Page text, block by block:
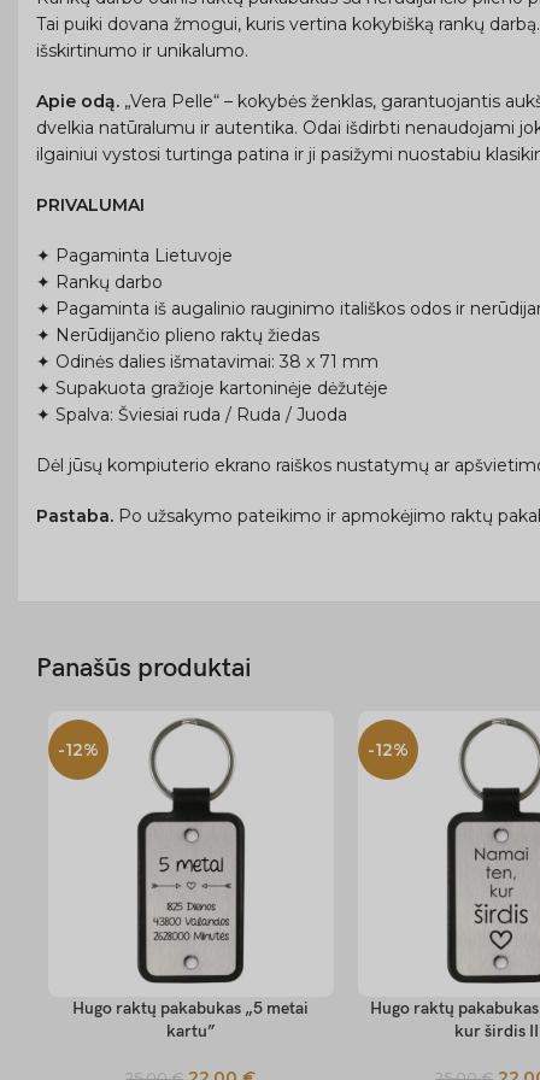
Tai puiki dovana žmogui, kuris vertina kokybišką rankų
išskirtinumo ir unikalumo.
Apie odą. „Vera Pelle“ – kokybės ženklas, garantuojantis
dvelkia natūralumu ir autentika. Odai išdirbti nenaudojami
ilgainiui vystosi turtinga patina ir ji pasižymi nuostabiu
PRIVALUMAI
✦ Pagaminta Lietuvoje
✦ Rankų darbo
✦ Pagaminta iš augalinio rauginimo itališkos odos ir
✦ Nerūdijančio plieno raktų žiedas
✦ Odinės dalies išmatavimai: 38 x 71 mm
✦ Supakuota gražioje kartoninėje dėžutėje
✦ Spalva: Šviesiai ruda / Ruda / Juoda
Dėl jūsų kompiuterio ekrano raiškos nustatymų ar
Pastaba. Po užsakymo pateikimo ir apmokėjimo raktų
Panašūs produktai
-12%
SELECT OPTIONS
Hugo raktų pakabukas „5 metai
kartu”
-12%
SELECT OPTIONS
Hugo raktų
kur širdis